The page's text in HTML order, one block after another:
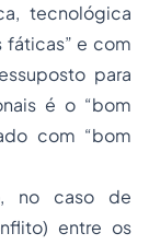
tecnológica
fáticas” e com
para
é o “bom
com “bom
no caso de
entre os